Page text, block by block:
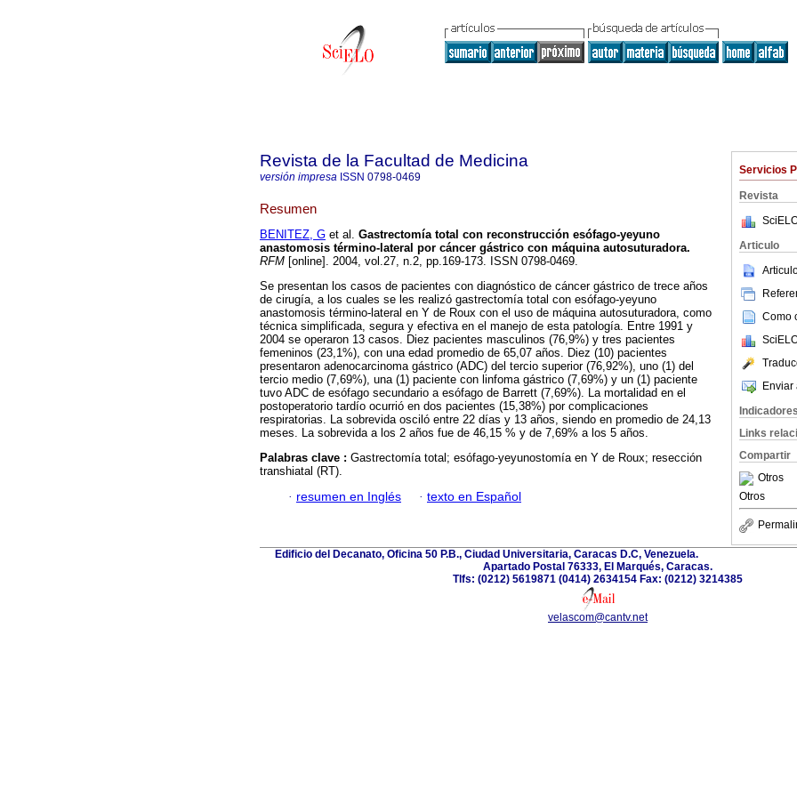
Servicios
Revista
Articulo
Como
Enviar
Indicadores
Links
Compartir
Otros
Otros
Revista de la Facultad de Medicina
versión impresa ISSN 0798-0469
Resumen
BENITEZ, G et al. Gastrectomía total con reconstrucción esófago-yeyuno
anastomosis término-lateral por cáncer gástrico con máquina autosuturadora.
RFM [online]. 2004, vol.27, n.2, pp.169-173. ISSN 0798-0469.
Se presentan los casos de pacientes con diagnóstico de cáncer gástrico de trece años
de cirugía, a los cuales se les realizó gastrectomía total con esófago-yeyuno
anastomosis término-lateral en Y de Roux con el uso de máquina autosuturadora, como
técnica simplificada, segura y efectiva en el manejo de esta patología. Entre 1991 y
2004 se operaron 13 casos. Diez pacientes masculinos (76,9%) y tres pacientes
femeninos (23,1%), con una edad promedio de 65,07 años. Diez (10) pacientes
presentaron adenocarcinoma gástrico (ADC) del tercio superior (76,92%), uno (1) del
tercio medio (7,69%), una (1) paciente con linfoma gástrico (7,69%) y un (1) paciente
tuvo ADC de esófago secundario a esófago de Barrett (7,69%). La mortalidad en el
postoperatorio tardío ocurrió en dos pacientes (15,38%) por complicaciones
respiratorias. La sobrevida osciló entre 22 días y 13 años, siendo en promedio de 24,13
meses. La sobrevida a los 2 años fue de 46,15 % y de 7,69% a los 5 años.
Palabras clave : Gastrectomía total; esófago-yeyunostomía en Y de Roux; resección
transhiatal (RT).
· resumen en Inglés · texto en Español
Edificio del Decanato, Oficina 50 P.B., Ciudad Universitaria, Caracas D.C, Venezuela.
Apartado Postal 76333, El Marqués, Caracas.
Tlfs: (0212) 5619871 (0414) 2634154 Fax: (0212) 3214385
velascom@cantv.net